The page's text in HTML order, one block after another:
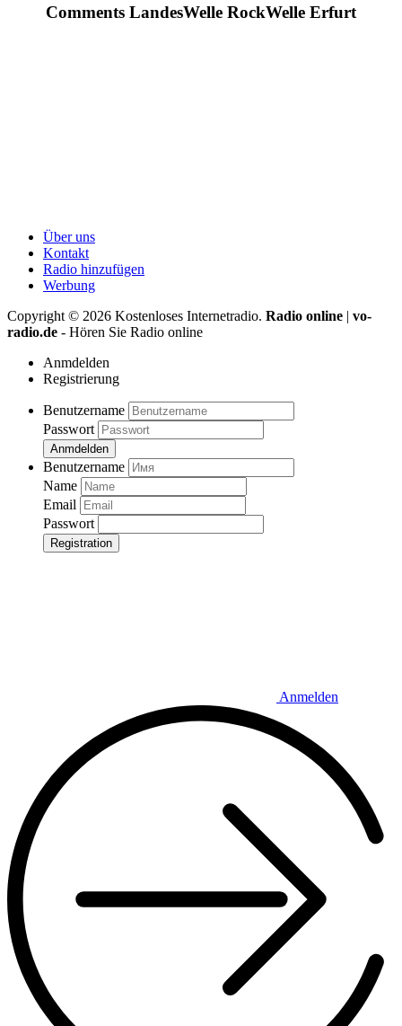
Comments LandesWelle RockWelle Erfurt
Über uns
Kontakt
Radio hinzufügen
Werbung
Copyright © 2026 Kostenloses Internetradio. Radio online | vo-
radio.de - Hören Sie Radio online
Anmdelden
Registrierung
Benutzername
Passwort
Anmdelden
Benutzername
Name
Email
Passwort
Registration
Anmelden